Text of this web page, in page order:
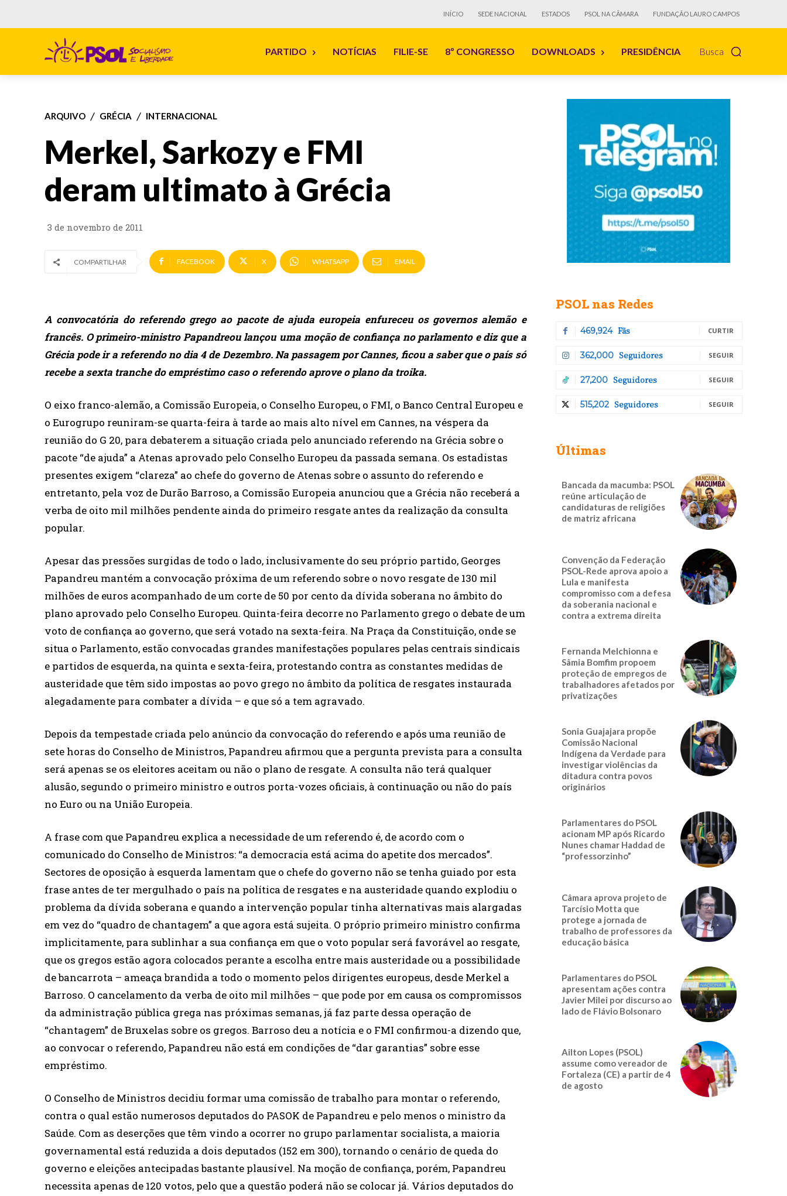
INÍCIO SEDE NACIONAL ESTADOS PSOL NA CÂMARA FUNDAÇÃO LAURO CAMPOS
Busca
PARTIDO NOTÍCIAS FILIE-SE 8º CONGRESSO DOWNLOADS PRESIDÊNCIA
ARQUIVO GRÉCIA INTERNACIONAL
Merkel, Sarkozy e FMI
deram ultimato à Grécia
3 de novembro de 2011
COMPARTILHAR FACEBOOK X WHATSAPP EMAIL
A convocatória do referendo grego ao pacote de ajuda europeia enfureceu os governos alemão e
francês. O primeiro-ministro Papandreou lançou uma moção de confiança no parlamento e diz que a
Grécia pode ir a referendo no dia 4 de Dezembro. Na passagem por Cannes, ficou a saber que o país só
recebe a sexta tranche do empréstimo caso o referendo aprove o plano da troika.
O eixo franco-alemão, a Comissão Europeia, o Conselho Europeu, o FMI, o Banco Central Europeu e
o Eurogrupo reuniram-se quarta-feira à tarde ao mais alto nível em Cannes, na véspera da
reunião do G 20, para debaterem a situação criada pelo anunciado referendo na Grécia sobre o
pacote “de ajuda” a Atenas aprovado pelo Conselho Europeu da passada semana. Os estadistas
presentes exigem “clareza” ao chefe do governo de Atenas sobre o assunto do referendo e
entretanto, pela voz de Durão Barroso, a Comissão Europeia anunciou que a Grécia não receberá a
verba de oito mil milhões pendente ainda do primeiro resgate antes da realização da consulta
popular.
Apesar das pressões surgidas de todo o lado, inclusivamente do seu próprio partido, Georges
Papandreu mantém a convocação próxima de um referendo sobre o novo resgate de 130 mil
milhões de euros acompanhado de um corte de 50 por cento da dívida soberana no âmbito do
plano aprovado pelo Conselho Europeu. Quinta-feira decorre no Parlamento grego o debate de um
voto de confiança ao governo, que será votado na sexta-feira. Na Praça da Constituição, onde se
situa o Parlamento, estão convocadas grandes manifestações populares pelas centrais sindicais
e partidos de esquerda, na quinta e sexta-feira, protestando contra as constantes medidas de
austeridade que têm sido impostas ao povo grego no âmbito da política de resgates instaurada
alegadamente para combater a dívida – e que só a tem agravado.
Depois da tempestade criada pelo anúncio da convocação do referendo e após uma reunião de
sete horas do Conselho de Ministros, Papandreu afirmou que a pergunta prevista para a consulta
será apenas se os eleitores aceitam ou não o plano de resgate. A consulta não terá qualquer
alusão, segundo o primeiro ministro e outros porta-vozes oficiais, à continuação ou não do país
no Euro ou na União Europeia.
A frase com que Papandreu explica a necessidade de um referendo é, de acordo com o
comunicado do Conselho de Ministros: “a democracia está acima do apetite dos mercados”.
Sectores de oposição à esquerda lamentam que o chefe do governo não se tenha guiado por esta
frase antes de ter mergulhado o país na política de resgates e na austeridade quando explodiu o
problema da dívida soberana e quando a intervenção popular tinha alternativas mais alargadas
em vez do “quadro de chantagem” a que agora está sujeita. O próprio primeiro ministro confirma
implicitamente, para sublinhar a sua confiança em que o voto popular será favorável ao resgate,
que os gregos estão agora colocados perante a escolha entre mais austeridade ou a possibilidade
de bancarrota – ameaça brandida a todo o momento pelos dirigentes europeus, desde Merkel a
Barroso. O cancelamento da verba de oito mil milhões – que pode por em causa os compromissos
da administração pública grega nas próximas semanas, já faz parte dessa operação de
“chantagem” de Bruxelas sobre os gregos. Barroso deu a notícia e o FMI confirmou-a dizendo que,
ao convocar o referendo, Papandreu não está em condições de “dar garantias” sobre esse
empréstimo.
O Conselho de Ministros decidiu formar uma comissão de trabalho para montar o referendo,
contra o qual estão numerosos deputados do PASOK de Papandreu e pelo menos o ministro da
Saúde. Com as deserções que têm vindo a ocorrer no grupo parlamentar socialista, a maioria
governamental está reduzida a dois deputados (152 em 300), tornando o cenário de queda do
governo e eleições antecipadas bastante plausível. Na moção de confiança, porém, Papandreu
necessita apenas de 120 votos, pelo que a questão poderá não se colocar já. Vários deputados do
PSOL nas Redes
469,924 Fãs CURTIR
362,000 Seguidores SEGUIR
27,200 Seguidores SEGUIR
515,202 Seguidores SEGUIR
Últimas
Bancada da macumba: PSOL
reúne articulação de
candidaturas de religiões
de matriz africana
Convenção da Federação
PSOL-Rede aprova apoio a
Lula e manifesta
compromisso com a defesa
da soberania nacional e
contra a extrema direita
Fernanda Melchionna e
Sâmia Bomfim propoem
proteção de empregos de
trabalhadores afetados por
privatizações
Sonia Guajajara propõe
Comissão Nacional
Indígena da Verdade para
investigar violências da
ditadura contra povos
originários
Parlamentares do PSOL
acionam MP após Ricardo
Nunes chamar Haddad de
“professorzinho”
Câmara aprova projeto de
Tarcísio Motta que
protege a jornada de
trabalho de professores da
educação básica
Parlamentares do PSOL
apresentam ações contra
Javier Milei por discurso ao
lado de Flávio Bolsonaro
Ailton Lopes (PSOL)
assume como vereador de
Fortaleza (CE) a partir de 4
de agosto